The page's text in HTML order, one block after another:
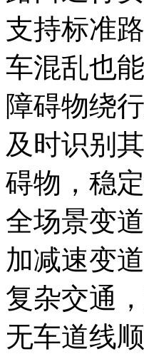
支持标准路
车混乱也
障碍物绕
及时识别
碍物，稳
全场景变
加减速变道
复杂交通
无车道线